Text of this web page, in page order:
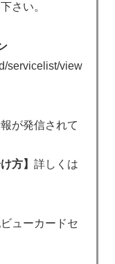
さい。
servicelist/view
が発信されて
方】詳しくは
ューカードセ